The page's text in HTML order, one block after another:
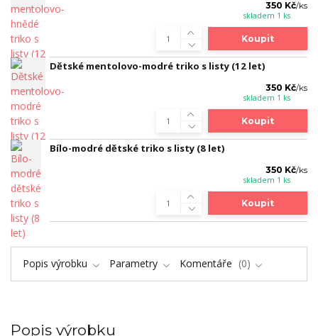
350 Kč/ks
skladem 1 ks
Koupit
Dětské mentolovo-modré triko s listy (12 let)
350 Kč/ks
skladem 1 ks
Koupit
Bílo-modré dětské triko s listy (8 let)
350 Kč/ks
skladem 1 ks
Koupit
Popis výrobku Parametry Komentáře 0
Popis výrobku